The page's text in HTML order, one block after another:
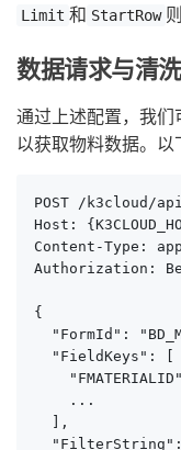
Limit 和 StartRow
数据请求与清洗
通过上述配置，我
以获取物料数据。以
POST /k3cloud/
Host:
Content-Type:
Authorization:
{
"FormId":
  "FieldKeys": [
    ...
  ],